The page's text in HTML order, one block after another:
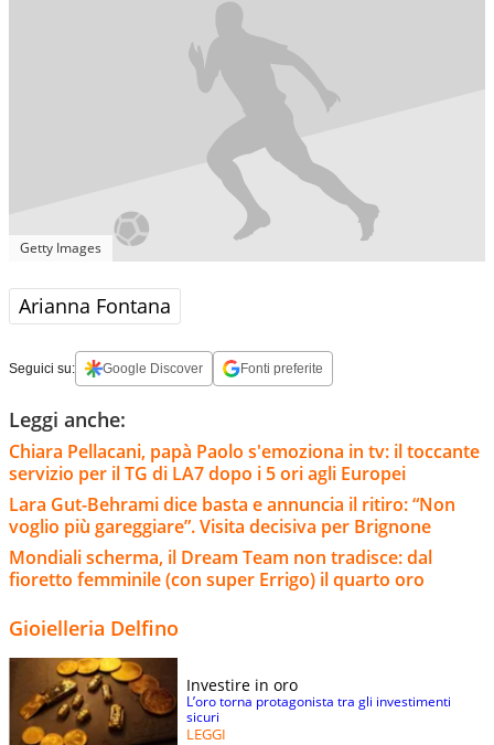
Getty Images
Arianna Fontana
Seguici su: Google Discover Fonti preferite
Leggi anche:
Chiara Pellacani, papà Paolo s'emoziona in tv: il toccante
servizio per il TG di LA7 dopo i 5 ori agli Europei
Lara Gut-Behrami dice basta e annuncia il ritiro: “Non
voglio più gareggiare”. Visita decisiva per Brignone
Mondiali scherma, il Dream Team non tradisce: dal
fioretto femminile (con super Errigo) il quarto oro
Gioielleria Delfino
Investire in oro
L’oro torna protagonista tra gli investimenti
sicuri
LEGGI